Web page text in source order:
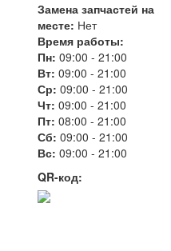
Замена запчастей на
месте: Нет
Время работы:
Пн: 09:00 - 21:00
Вт: 09:00 - 21:00
Ср: 09:00 - 21:00
Чт: 09:00 - 21:00
Пт: 08:00 - 21:00
Сб: 09:00 - 21:00
Вс: 09:00 - 21:00
QR-код: